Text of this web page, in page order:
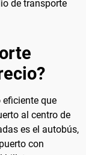
de transporte
que
al centro de
es el autobús,
con